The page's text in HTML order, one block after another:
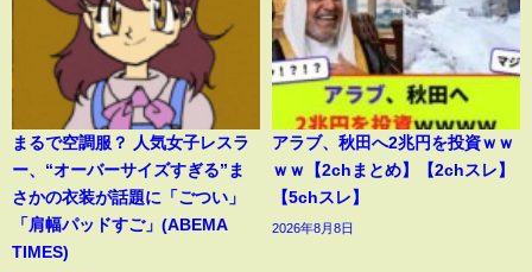
まるで空調服？ 人気女子レスラ
ー、“オーバーサイズすぎる”ま
さかの衣装が話題に「ごつい」
「肩幅パッドすご」(ABEMA
TIMES)
アラブ、秋田へ2兆円を投資ｗｗ
ｗｗ【2chまとめ】【2chスレ】
【5chスレ】
2026年8月8日